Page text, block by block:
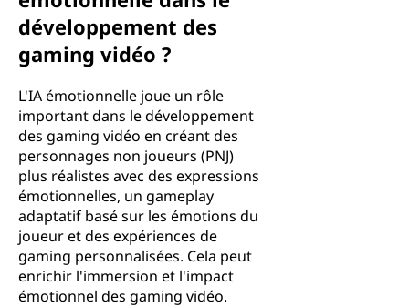
développement des
gaming vidéo ?
L'IA émotionnelle joue un rôle
important dans le développement
des gaming vidéo en créant des
personnages non joueurs (PNJ)
plus réalistes avec des expressions
émotionnelles, un gameplay
adaptatif basé sur les émotions du
joueur et des expériences de
gaming personnalisées. Cela peut
enrichir l'immersion et l'impact
émotionnel des gaming vidéo.